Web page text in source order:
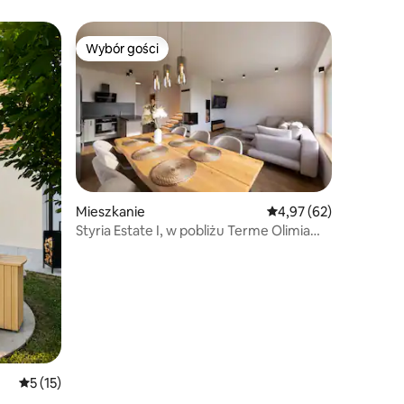
gości
Średnia ocena: 5 na 5, liczba recenzji: 15
5 (15)
Wybór gości
Wybór gości
Mieszkanie Średnia ocena: 4,97
4,97 (62)
Styria Estate I, w pobliżu Terme Olimia